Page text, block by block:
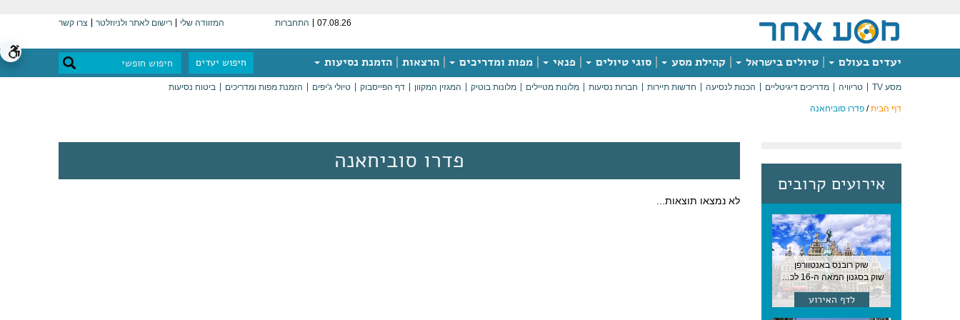
07.08.26 התחברות המזוודה שלי רישום לאתר ולניוזלטר צרו קשר
יעדים בעולם טיולים בישראל קהילת מסע סוגי טיולים פנאי מפות ומדריכים הרצאות הזמנת נסיעות חיפוש יעדים
מסע TV טריוויה מדריכים דיגיטליים הכנות לנסיעה חדשות תיירות חברות נסיעות מלונות מטיילים מלונות בוטיק המגזין המקוון דף הפייסבוק טיולי ג'יפים הזמנת מפות ומדריכים ביטוח נסיעות
דף הבית/ פדרו סוביחאנה
אירועים קרובים
שוק רובנס באנטוורפן
שוק בסגנון המאה ה-16 לכבודו של הצייר המפורסם, בן העיר, נערך ב-15 באוגוסט באנטוורפן
לדף האירוע
פדרו סוביחאנה
לא נמצאו תוצאות...